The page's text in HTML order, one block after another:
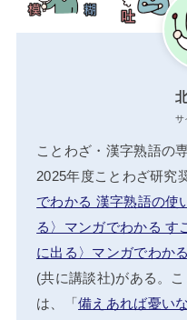
サ
ことわざ・漢字熟語の
2025年度ことわざ研究
でわかる 漢字熟語の使
る〉マンガでわかる す
に出る〉マンガでわか
(共に講談社)がある。
は、「備えあれば憂い